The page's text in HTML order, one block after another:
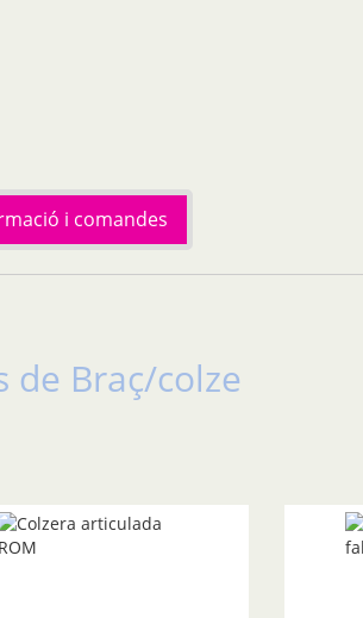
i comandes
de Braç/colze